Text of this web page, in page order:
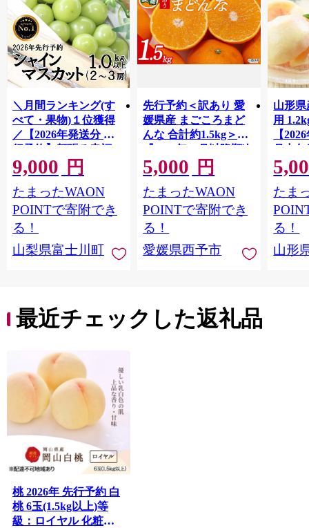
＼月間ランキング(す
べて・果物)１位獲得
／【2026年発送分 先
行予約】頬張る幸福
感 〜緑の宝石・ シ
ャインマスカット 〜
１ｋｇ以上（２〜３
房） フルーツ 山梨県
産 果物 くだもの シャ
イン マスカット ぶど
う ブドウ 葡萄 大粒 種
9,000 円
たまったWAON
POINTで寄附でき
る！
山梨県富士川町
先行予約＜訳あり 愛
媛県産 まごころまど
んな 合計約1.5kg＞
『2026年11月以降順次
出荷予定』ご家庭用
ご自宅用 紅まどんな
マドンナ お試し わけ
あり 果物 柑橘 フルー
ツ 高級 国産 濃厚 果汁
産地直送 ミヤモトオ
レンジガーデン 愛媛
5,000 円
たまったWAON
POINTで寄附でき
る！
愛媛県西予市
山形
用
【
月中
果物
もも
たま
る！
山形
最近チェックした返礼品
桃 2026年 先行予約 白
桃 6玉(1.5kg以上)等
級：ロイヤル 化粧箱